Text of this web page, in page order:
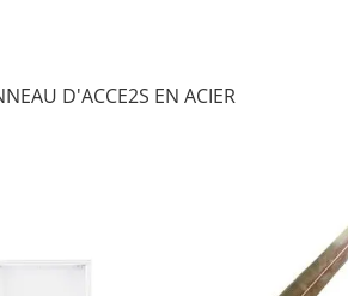
D'ACCE2S EN ACIER